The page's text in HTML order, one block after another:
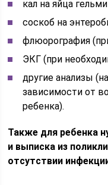
кал на яйца
соскоб на
флюорография
ЭКГ (при
другие анализы
зависимости от
ребенка).
Также для ребенка
и выписка из
отсутствии